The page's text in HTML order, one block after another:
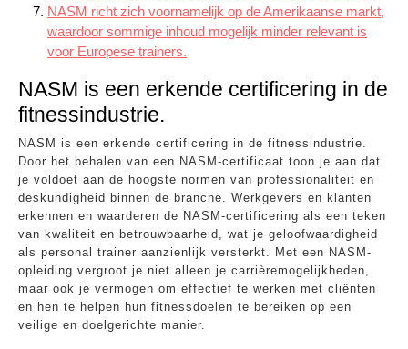
NASM richt zich voornamelijk op de Amerikaanse markt,
waardoor sommige inhoud mogelijk minder relevant is
voor Europese trainers.
NASM is een erkende certificering in de
fitnessindustrie.
NASM is een erkende certificering in de fitnessindustrie.
Door het behalen van een NASM-certificaat toon je aan dat
je voldoet aan de hoogste normen van professionaliteit en
deskundigheid binnen de branche. Werkgevers en klanten
erkennen en waarderen de NASM-certificering als een teken
van kwaliteit en betrouwbaarheid, wat je geloofwaardigheid
als personal trainer aanzienlijk versterkt. Met een NASM-
opleiding vergroot je niet alleen je carrièremogelijkheden,
maar ook je vermogen om effectief te werken met cliënten
en hen te helpen hun fitnessdoelen te bereiken op een
veilige en doelgerichte manier.